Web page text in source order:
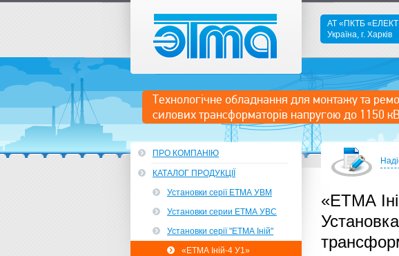
Технологічне обладнання для монтажу та
силових трансформаторів напругою до 1150 кВ
АТ «ПКТБ
Україна, г. Харків
«ЕТМА
ПРО КОМПАНІЮ
КАТАЛОГ ПРОДУКЦІЇ
Установки серії ЕТМА УВМ
Установки серии ЕТМА УВС
Установки серії "ЕТМА Іній"
«ЕТМА Іній-4 У1»